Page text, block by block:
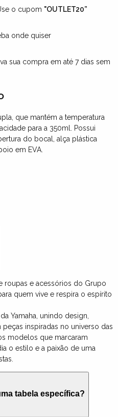
o cupom "OUTLET20”
onde quiser
sua compra em até 7 dias sem
que mantém a temperatura
para a 350ml. Possui
do bocal, alça plástica
em EVA.
roupas e acessórios do Grupo
quem vive e respira o espírito
Yamaha, unindo design,
inspiradas no universo das
modelos que marcaram
o estilo e a paixão de uma
tabela específica?